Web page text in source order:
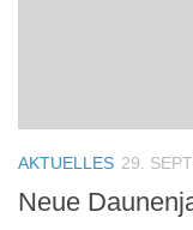
AKTUELLES 29.
Neue